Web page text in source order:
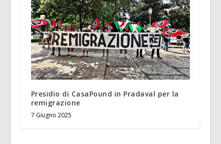
Presidio di CasaPound in Pradaval per la
remigrazione
7 Giugno 2025